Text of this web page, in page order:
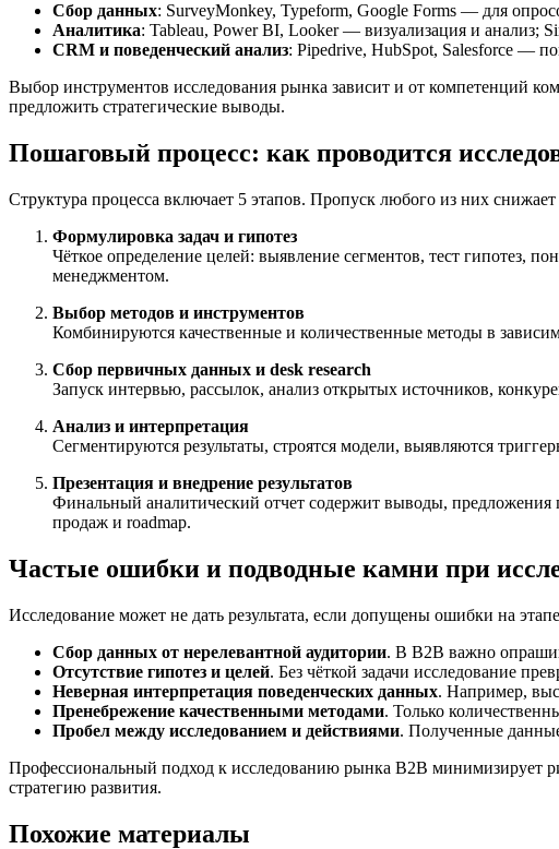
Сбор данных: SurveyMonkey, Typeform, Google Forms — для
Аналитика: Tableau, Power BI, Looker — визуализация и
CRM и поведенческий анализ: Pipedrive, HubSpot, Salesforce —
Выбор инструментов исследования рынка зависит и от компетенций
предложить стратегические выводы.
Пошаговый процесс: как проводится
Структура процесса включает 5 этапов. Пропуск любого из них снижает
Формулировка задач и гипотез
Чёткое определение целей: выявление сегментов, тест гипотез,
менеджментом.
Выбор методов и инструментов
Комбинируются качественные и количественные методы в
Сбор первичных данных и desk research
Запуск интервью, рассылок, анализ открытых источников,
Анализ и интерпретация
Сегментируются результаты, строятся модели, выявляются
Презентация и внедрение результатов
Финальный аналитический отчет содержит выводы, предложения
продаж и roadmap.
Частые ошибки и подводные камни при
Исследование может не дать результата, если допущены ошибки на
Сбор данных от нерелевантной аудитории. В B2B важно
Отсутствие гипотез и целей. Без чёткой задачи исследование
Неверная интерпретация поведенческих данных. Например,
Пренебрежение качественными методами. Только
Пробел между исследованием и действиями. Полученные
Профессиональный подход к исследованию рынка B2B минимизирует
стратегию развития.
Похожие материалы